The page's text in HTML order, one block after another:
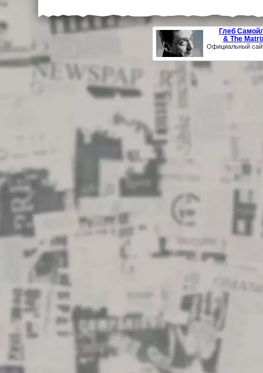
Глеб
& The
Официальный